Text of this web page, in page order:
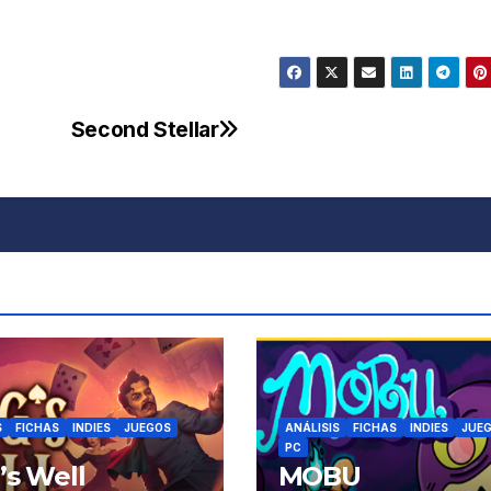
Second Stellar
FICHAS INDIES
JUEGOS
Well
ANÁLISIS FICHAS INDIES
PC
MOBU